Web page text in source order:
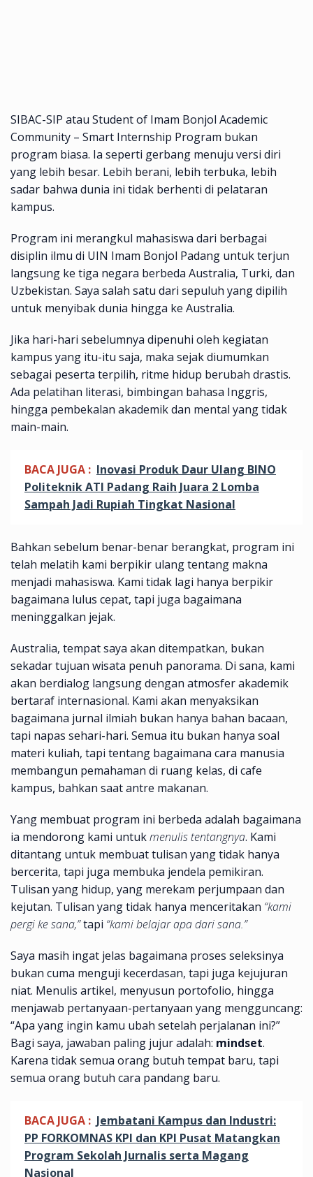
SIBAC-SIP atau Student of Imam Bonjol Academic
Community – Smart Internship Program bukan
program biasa. Ia seperti gerbang menuju versi diri
yang lebih besar. Lebih berani, lebih terbuka, lebih
sadar bahwa dunia ini tidak berhenti di pelataran
kampus.
Program ini merangkul mahasiswa dari berbagai
disiplin ilmu di UIN Imam Bonjol Padang untuk terjun
langsung ke tiga negara berbeda Australia, Turki, dan
Uzbekistan. Saya salah satu dari sepuluh yang dipilih
untuk menyibak dunia hingga ke Australia.
Jika hari-hari sebelumnya dipenuhi oleh kegiatan
kampus yang itu-itu saja, maka sejak diumumkan
sebagai peserta terpilih, ritme hidup berubah drastis.
Ada pelatihan literasi, bimbingan bahasa Inggris,
hingga pembekalan akademik dan mental yang tidak
main-main.
BACA JUGA : Inovasi Produk Daur Ulang BINO
Politeknik ATI Padang Raih Juara 2 Lomba
Sampah Jadi Rupiah Tingkat Nasional
Bahkan sebelum benar-benar berangkat, program ini
telah melatih kami berpikir ulang tentang makna
menjadi mahasiswa. Kami tidak lagi hanya berpikir
bagaimana lulus cepat, tapi juga bagaimana
meninggalkan jejak.
Australia, tempat saya akan ditempatkan, bukan
sekadar tujuan wisata penuh panorama. Di sana, kami
akan berdialog langsung dengan atmosfer akademik
bertaraf internasional. Kami akan menyaksikan
bagaimana jurnal ilmiah bukan hanya bahan bacaan,
tapi napas sehari-hari. Semua itu bukan hanya soal
materi kuliah, tapi tentang bagaimana cara manusia
membangun pemahaman di ruang kelas, di cafe
kampus, bahkan saat antre makanan.
Yang membuat program ini berbeda adalah bagaimana
ia mendorong kami untukmenulis tentangnya. Kami
ditantang untuk membuat tulisan yang tidak hanya
bercerita, tapi juga membuka jendela pemikiran.
Tulisan yang hidup, yang merekam perjumpaan dan
kejutan. Tulisan yang tidak hanya menceritakan “kami
pergi ke sana,”tapi “kami belajar apa dari sana.”
Saya masih ingat jelas bagaimana proses seleksinya
bukan cuma menguji kecerdasan, tapi juga kejujuran
niat. Menulis artikel, menyusun portofolio, hingga
menjawab pertanyaan-pertanyaan yang mengguncang:
“Apa yang ingin kamu ubah setelah perjalanan ini?”
Bagi saya, jawaban paling jujur adalah: mindset.
Karena tidak semua orang butuh tempat baru, tapi
semua orang butuh cara pandang baru.
BACA JUGA : Jembatani Kampus dan Industri:
PP FORKOMNAS KPI dan KPI Pusat Matangkan
Program Sekolah Jurnalis serta Magang
Nasional